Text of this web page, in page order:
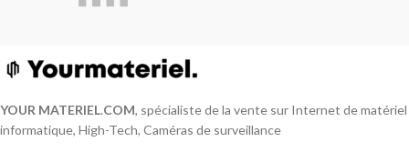
YOUR MATERIEL.COM, spécialiste de la vente sur Internet de matériel
informatique, High-Tech, Caméras de surveillance